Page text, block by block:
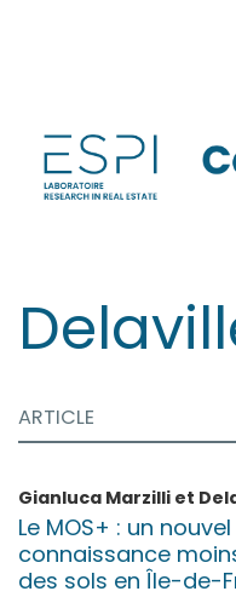
contenu
ARTICLE
Gianluca Marzilli et
Le MOS+ : un
connaissance
des sols en Île-de-